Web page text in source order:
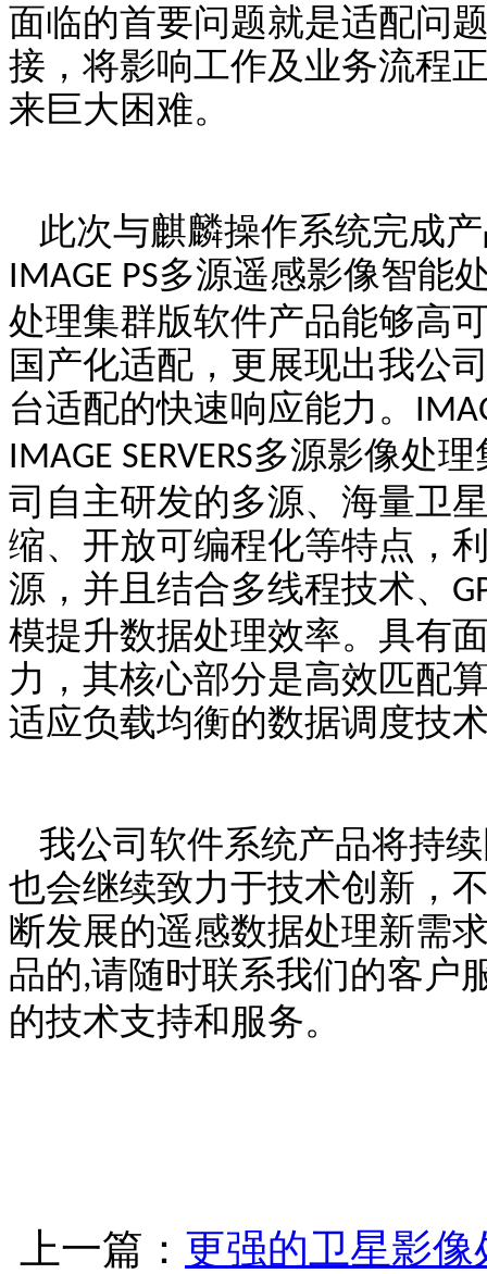
面临的首要问题就是适配问
接，将影响工作及业务流程
来巨大困难。
此次与麒麟操作系统完成
IMAGE PS多源遥感影像智能
处理集群版软件产品能够高
国产化适配，更展现出我公
台适配的快速响应能力。
IMAGE SERVERS多源影像处
司自主研发的多源、海量卫
缩、开放可编程化等特点，
源，并且结合多线程技术、
模提升数据处理效率。具有
力，其核心部分是高效匹配
适应负载均衡的数据调度技
我公司软件系统产品将持
也会继续致力于技术创新，
断发展的遥感数据处理新需
品的,请随时联系我们的客户
的技术支持和服务。
上一篇： 更强的卫星影